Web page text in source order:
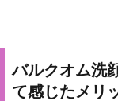
バルクオム洗
て感じたメリ